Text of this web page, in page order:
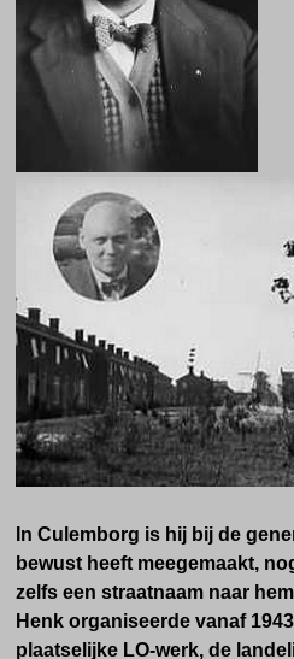
In Culemborg is hij bij de
bewust heeft meegemaakt,
zelfs een straatnaam naar
Henk organiseerde vanaf
plaatselijke LO-werk, de